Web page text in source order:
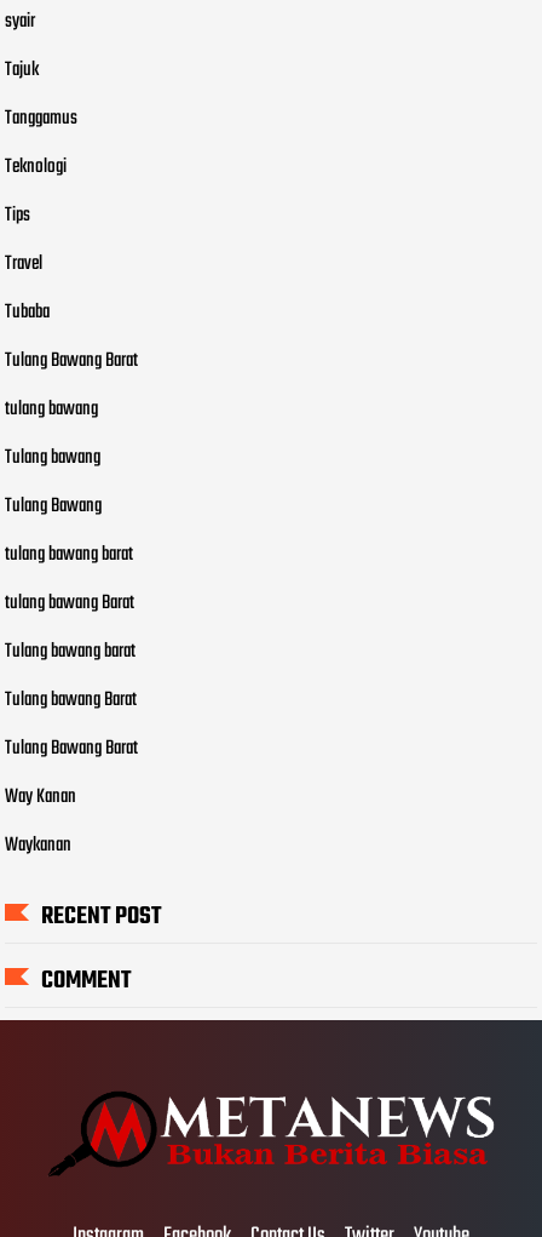
syair
Tajuk
Tanggamus
Teknologi
Tips
Travel
Tubaba
Tulang Bawang Barat
tulang bawang
Tulang bawang
Tulang Bawang
tulang bawang barat
tulang bawang Barat
Tulang bawang barat
Tulang bawang Barat
Tulang Bawang Barat
Way Kanan
Waykanan
RECENT POST
COMMENT